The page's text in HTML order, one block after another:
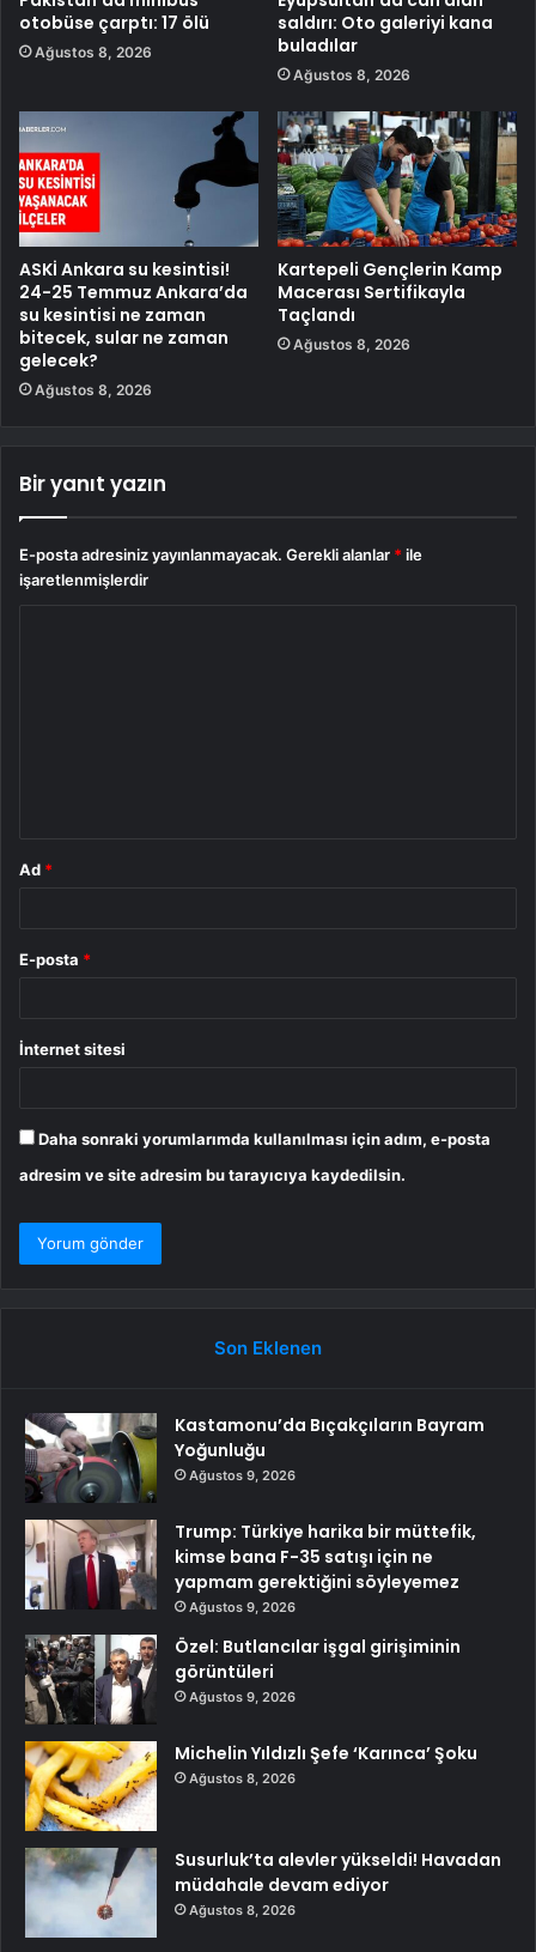
otobüse çarptı: 17 ölü
Ağustos 8, 2026
saldırı: Oto galeriyi kana
buladılar
Ağustos 8, 2026
ASKİ Ankara su kesintisi!
24-25 Temmuz Ankara’da
su kesintisi ne zaman
bitecek, sular ne zaman
gelecek?
Ağustos 8, 2026
Kartepeli Gençlerin Kamp
Macerası Sertifikayla
Taçlandı
Ağustos 8, 2026
Bir yanıt yazın
E-posta adresiniz yayınlanmayacak. Gerekli alanlar * ile
işaretlenmişlerdir
Ad *
E-posta *
İnternet sitesi
Daha sonraki yorumlarımda kullanılması için adım, e-posta
adresim ve site adresim bu tarayıcıya kaydedilsin.
Son Eklenen
Kastamonu’da Bıçakçıların Bayram
Yoğunluğu
Ağustos 9, 2026
Trump: Türkiye harika bir müttefik,
kimse bana F-35 satışı için ne
yapmam gerektiğini söyleyemez
Ağustos 9, 2026
Özel: Butlancılar işgal girişiminin
görüntüleri
Ağustos 9, 2026
Michelin Yıldızlı Şefe ‘Karınca’ Şoku
Ağustos 8, 2026
Susurluk’ta alevler yükseldi! Havadan
müdahale devam ediyor
Ağustos 8, 2026